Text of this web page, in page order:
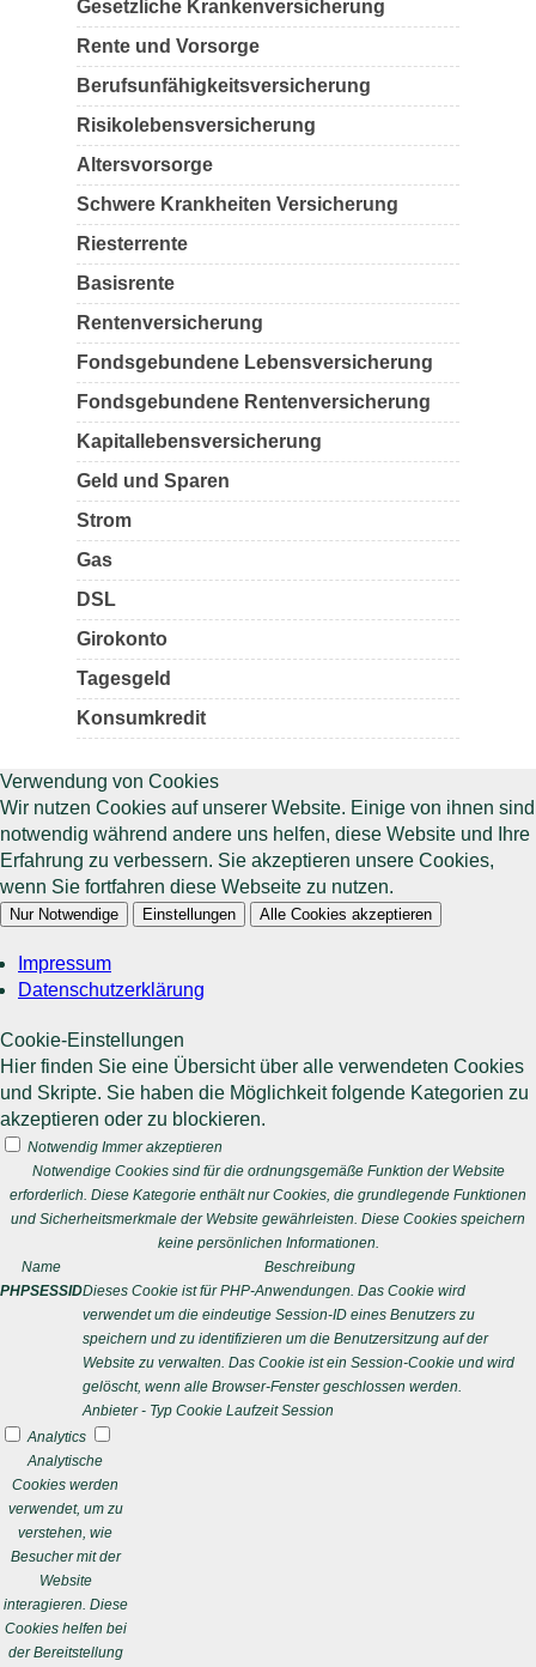
Gesetzliche Krankenversicherung
Rente und Vorsorge
Berufs­unfähigkeitsversicherung
Risikolebensversicherung
Altersvorsorge
Schwere Krankheiten Versicherung
Riesterrente
Basisrente
Rentenversicherung
Fondsgebundene Lebensversicherung
Fondsgebundene Rentenversicherung
Kapitallebensversicherung
Geld und Sparen
Strom
Gas
DSL
Girokonto
Tagesgeld
Konsumkredit
Verwendung von Cookies
Wir nutzen Cookies auf unserer Website. Einige von ihnen sind
notwendig während andere uns helfen, diese Website und Ihre
Erfahrung zu verbessern. Sie akzeptieren unsere Cookies,
wenn Sie fortfahren diese Webseite zu nutzen.
Nur Notwendige Einstellungen Alle Cookies akzeptieren
Impressum
Datenschutzerklärung
Cookie-Einstellungen
Hier finden Sie eine Übersicht über alle verwendeten Cookies
und Skripte. Sie haben die Möglichkeit folgende Kategorien zu
akzeptieren oder zu blockieren.
Notwendig Immer akzeptieren
Notwendige Cookies sind für die ordnungsgemäße Funktion der Website
erforderlich. Diese Kategorie enthält nur Cookies, die grundlegende Funktionen
und Sicherheitsmerkmale der Website gewährleisten. Diese Cookies speichern
keine persönlichen Informationen.
Name
Beschreibung
PHPSESSIDDieses Cookie ist für PHP-Anwendungen. Das Cookie wird
verwendet um die eindeutige Session-ID eines Benutzers zu
speichern und zu identifizieren um die Benutzersitzung auf der
Website zu verwalten. Das Cookie ist ein Session-Cookie und wird
gelöscht, wenn alle Browser-Fenster geschlossen werden.
Anbieter - Typ Cookie Laufzeit Session
Analytics
Analytische
Cookies werden
verwendet, um zu
verstehen, wie
Besucher mit der
Website
interagieren. Diese
Cookies helfen bei
der Bereitstellung